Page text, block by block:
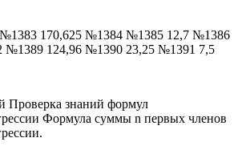
170,625 №1384 №1385 12,7 №1386
124,96 №1390 23,25 №1391 7,5
Проверка знаний формул
Формула суммы n первых членов